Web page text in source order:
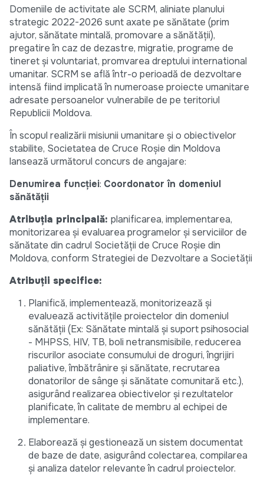
Domeniile de activitate ale SCRM, aliniate planului
strategic 2022-2026 sunt axate pe sănătate (prim
ajutor, sănătate mintală, promovare a sănătății),
pregatire în caz de dezastre, migratie, programe de
tineret și voluntariat, promvarea dreptului international
umanitar. SCRM se află într-o perioadă de dezvoltare
intensă fiind implicată în numeroase proiecte umanitare
adresate persoanelor vulnerabile de pe teritoriul
Republicii Moldova.
În scopul realizării misiunii umanitare și o obiectivelor
stabilite, Societatea de Cruce Roșie din Moldova
lansează următorul concurs de angajare:
Denumirea funcţiei: Coordonator în domeniul
sănătății
Atribuția principală: planificarea, implementarea,
monitorizarea şi evaluarea programelor şi serviciilor de
sănătate din cadrul Societăţii de Cruce Roşie din
Moldova, conform Strategiei de Dezvoltare a Societății
Atribuţii specifice:
Planifică, implementează, monitorizează și
evaluează activitățile proiectelor din domeniul
sănătății (Ex: Sănătate mintală și suport psihosocial
- MHPSS, HIV, TB, boli netransmisibile, reducerea
riscurilor asociate consumului de droguri, îngrijiri
paliative, îmbătrânire și sănătate, recrutarea
donatorilor de sânge și sănătate comunitară etc.),
asigurând realizarea obiectivelor și rezultatelor
planificate, în calitate de membru al echipei de
implementare.
Elaborează și gestionează un sistem documentat
de baze de date, asigurând colectarea, compilarea
și analiza datelor relevante în cadrul proiectelor.